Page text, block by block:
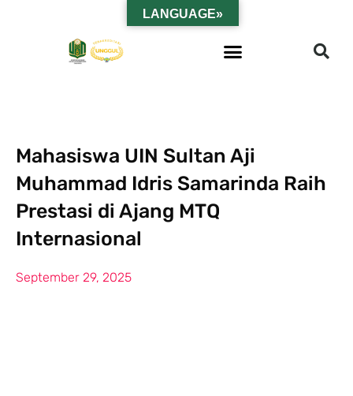
Mahasiswa UIN Sultan Aji
Muhammad Idris Samarinda Raih
Prestasi di Ajang MTQ
Internasional
September 29, 2025
LANGUAGE»